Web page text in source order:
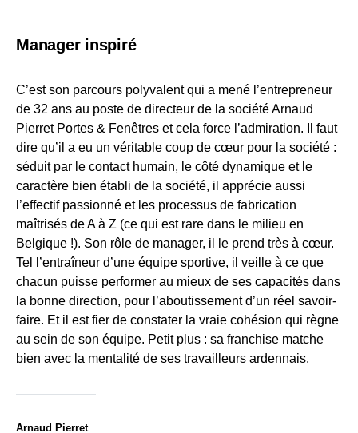
Manager inspiré
C’est son parcours polyvalent qui a mené l’entrepreneur
de 32 ans au poste de directeur de la société Arnaud
Pierret Portes & Fenêtres et cela force l’admiration. Il faut
dire qu’il a eu un véritable coup de cœur pour la société :
séduit par le contact humain, le côté dynamique et le
caractère bien établi de la société, il apprécie aussi
l’effectif passionné et les processus de fabrication
maîtrisés de A à Z (ce qui est rare dans le milieu en
Belgique !). Son rôle de manager, il le prend très à cœur.
Tel l’entraîneur d’une équipe sportive, il veille à ce que
chacun puisse performer au mieux de ses capacités dans
la bonne direction, pour l’aboutissement d’un réel savoir-
faire. Et il est fier de constater la vraie cohésion qui règne
au sein de son équipe. Petit plus : sa franchise matche
bien avec la mentalité de ses travailleurs ardennais.
Arnaud Pierret